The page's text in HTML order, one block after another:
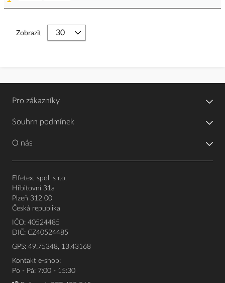
Zobrazit
Pro zákazníky
Souhrn podmínek
O nás
Elfetex, spol. s r.o.
Hřbitovní 31a
Plzeň 312 00
Česká republika
IČO: 40524485
DIČ: CZ40524485
GPS: 49.75348, 13.43168
Kontakt e-shop:
Po - Pá: 7:00 - 15:30